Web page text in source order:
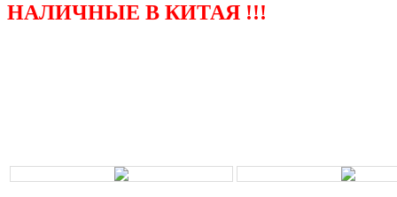
НАЛИЧНЫЕ В КИТАЯ !!!